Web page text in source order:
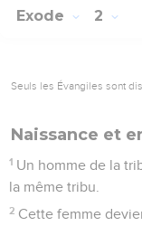
Exode 2
Seuls les Évangiles sont
Naissance et
1 Un homme de la
la même tribu.
2 Cette femme